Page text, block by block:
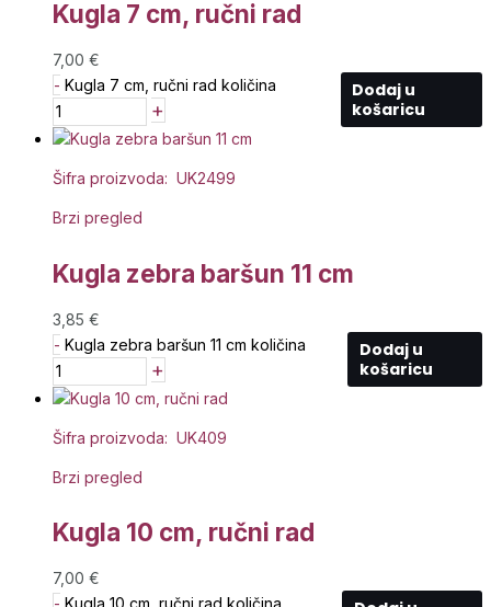
Kugla 7 cm, ručni rad
7,00 €
- Kugla 7 cm, ručni rad količina
+
Dodaj u
košaricu
Šifra proizvoda: UK2499
Brzi pregled
Kugla zebra baršun 11 cm
3,85 €
- Kugla zebra baršun 11 cm količina
+
Dodaj u
košaricu
Šifra proizvoda: UK409
Brzi pregled
Kugla 10 cm, ručni rad
7,00 €